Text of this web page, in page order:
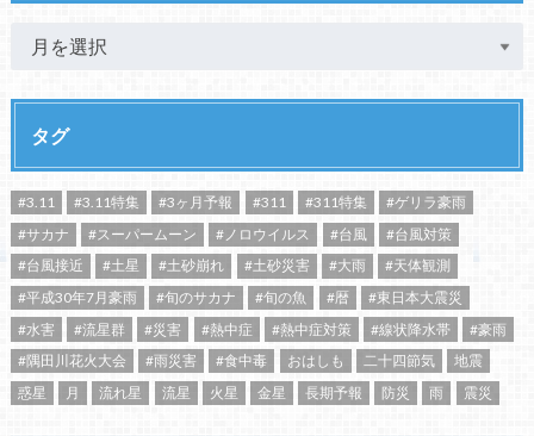
タグ
#3.11 #3.11特集 #3ヶ月予報 #311 #311特集
#ゲリラ豪雨
#サカナ
#スーパームーン #ノロウイルス #台風
#台風対策
#台風接近
#土星 #土砂崩れ #土砂災害 #大雨
#天体観測
#平成30年7月豪雨
#旬のサカナ #旬の魚 #暦
#東日本大震災
#水害
#流星群 #災害 #熱中症 #熱中症対策 #線状降水帯
#豪雨
#隅田川花火大会
#雨災害 #食中毒 おはしも 二十四節気
地震
惑星
月 流れ星 流星 火星 金星 長期予報 防災 雨 震災